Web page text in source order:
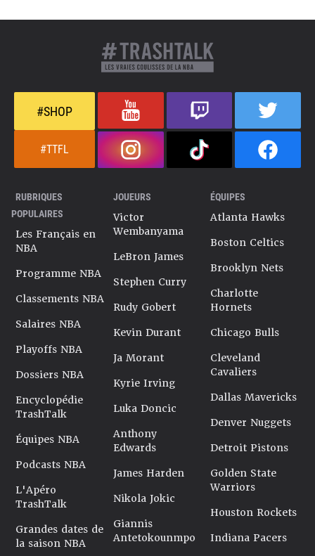
#SHOP
#TTFL
RUBRIQUES
POPULAIRES
Les Français en
NBA
Programme NBA
Classements NBA
Salaires NBA
Playoffs NBA
Dossiers NBA
Encyclopédie
TrashTalk
Équipes NBA
Podcasts NBA
L'Apéro
TrashTalk
Grandes dates de
la saison NBA
JOUEURS
Victor
Wembanyama
LeBron James
Stephen Curry
Rudy Gobert
Kevin Durant
Ja Morant
Kyrie Irving
Luka Doncic
Anthony
Edwards
James Harden
Nikola Jokic
Giannis
Antetokounmpo
ÉQUIPES
Atlanta Hawks
Boston Celtics
Brooklyn Nets
Charlotte
Hornets
Chicago Bulls
Cleveland
Cavaliers
Dallas Mavericks
Denver Nuggets
Detroit Pistons
Golden State
Warriors
Houston Rockets
Indiana Pacers